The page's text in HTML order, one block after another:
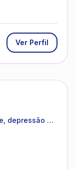
Ver Perfil
depressão e